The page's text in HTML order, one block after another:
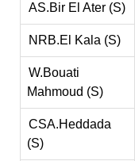
AS.Bir El Ater (S)
NRB.El Kala (S)
W.Bouati
Mahmoud (S)
CSA.Heddada
(S)